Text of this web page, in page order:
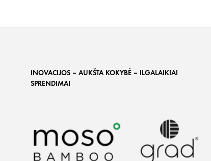
INOVACIJOS – AUKŠTA KOKYBĖ – ILGALAIKIAI
SPRENDIMAI